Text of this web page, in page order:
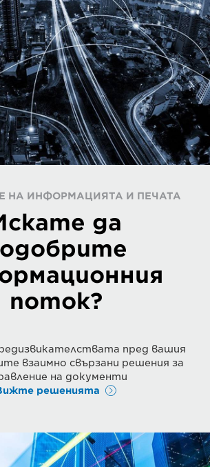
НА ИНФОРМАЦИЯТА И ПЕЧАТА
да
поток?
пред вашия
взаимно свързани решения за
на документи
решенията